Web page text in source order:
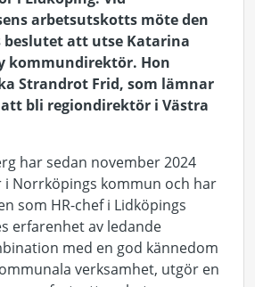
arbetsutskotts möte den
beslutet att utse Katarina
kommundirektör. Hon
Strandrot Frid, som lämnar
bli regiondirektör i Västra
har sedan november 2024
i Norrköpings kommun och har
som HR-chef i Lidköpings
erfarenhet av ledande
med en god kännedom
verksamhet, utgör en